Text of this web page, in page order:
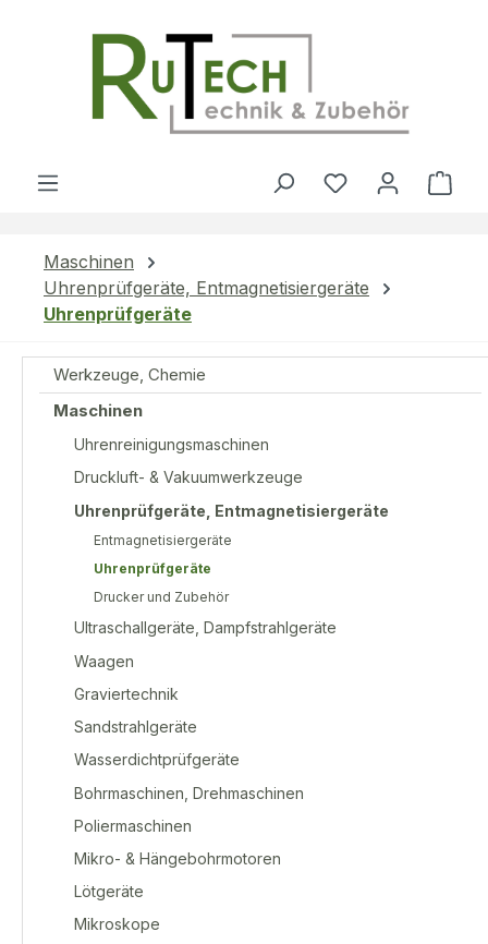
Du hast 0
Maschinen
Uhrenprüfgeräte, Entmagnetisiergeräte
Uhrenprüfgeräte
Werkzeuge, Chemie
Maschinen
Uhrenreinigungsmaschinen
Druckluft- & Vakuumwerkzeuge
Uhrenprüfgeräte, Entmagnetisiergeräte
Entmagnetisiergeräte
Uhrenprüfgeräte
Drucker und Zubehör
Ultraschallgeräte, Dampfstrahlgeräte
Waagen
Graviertechnik
Sandstrahlgeräte
Wasserdichtprüfgeräte
Bohrmaschinen, Drehmaschinen
Poliermaschinen
Mikro- & Hängebohrmotoren
Lötgeräte
Mikroskope